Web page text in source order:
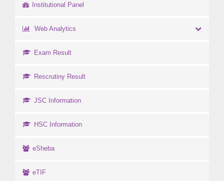
Institutional Panel
Web Analytics
Exam Result
Rescrutiny Result
JSC Information
HSC Information
eSheba
eTIF